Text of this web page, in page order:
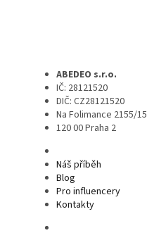
ABEDEO s.r.o.
IČ: 28121520
DIČ: CZ28121520
Na Folimance 2155/15
120 00 Praha 2
Náš příběh
Blog
Pro influencery
Kontakty